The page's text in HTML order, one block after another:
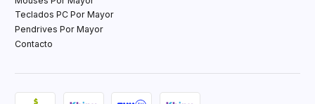
Teclados PC Por Mayor
Pendrives Por Mayor
Contacto